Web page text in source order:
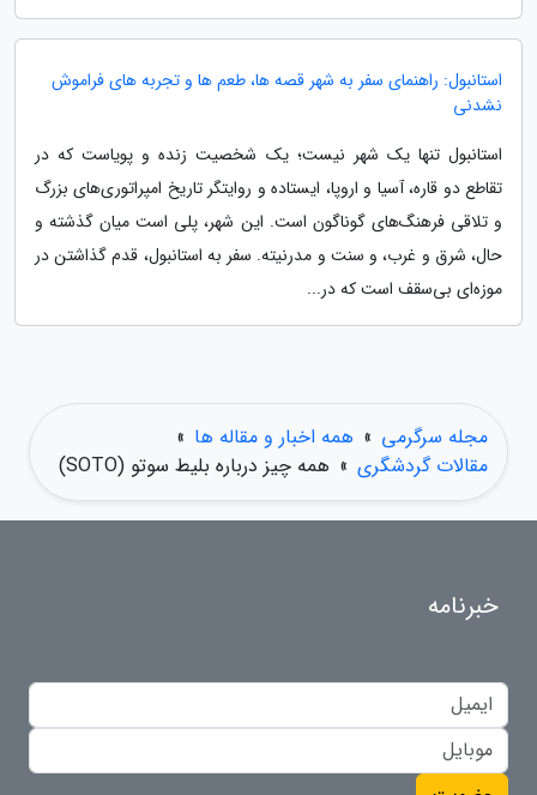
استانبول: راهنمای سفر به شهر قصه ها، طعم ها و تجربه های فراموش
نشدنی
استانبول تنها یک شهر نیست؛ یک شخصیت زنده و پویاست که در
تقاطع دو قاره، آسیا و اروپا، ایستاده و روایتگر تاریخ امپراتوری‌های بزرگ
و تلاقی فرهنگ‌های گوناگون است. این شهر، پلی است میان گذشته و
حال، شرق و غرب، و سنت و مدرنیته. سفر به استانبول، قدم گذاشتن در
موزه‌ای بی‌سقف است که در...
مجله سرگرمی » همه اخبار و مقاله ها »
مقالات گردشگری » همه چیز درباره بلیط سوتو (SOTO)
خبرنامه